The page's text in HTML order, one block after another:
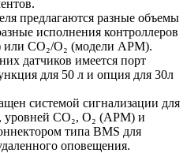
предлагаются разные объемы
исполнения контроллеров
или CO₂/O₂ (модели APM).
датчиков имеется порт
для 50 л и опция для 30л
системой сигнализации для
CO₂, O₂ (APM) и
типа BMS для
оповещения.